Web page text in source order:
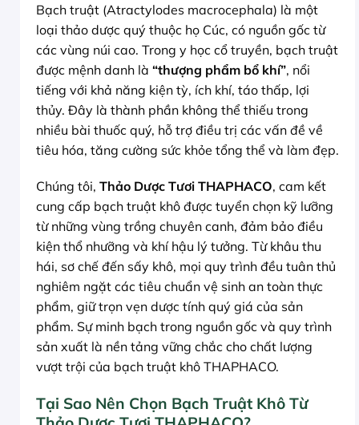
Bạch truật (Atractylodes macrocephala) là một
loại thảo dược quý thuộc họ Cúc, có nguồn gốc từ
các vùng núi cao. Trong y học cổ truyền, bạch truật
được mệnh danh là “thượng phẩm bổ khí”, nổi
tiếng với khả năng kiện tỳ, ích khí, táo thấp, lợi
thủy. Đây là thành phần không thể thiếu trong
nhiều bài thuốc quý, hỗ trợ điều trị các vấn đề về
tiêu hóa, tăng cường sức khỏe tổng thể và làm đẹp.
Chúng tôi, Thảo Dược Tươi THAPHACO, cam kết
cung cấp bạch truật khô được tuyển chọn kỹ lưỡng
từ những vùng trồng chuyên canh, đảm bảo điều
kiện thổ nhưỡng và khí hậu lý tưởng. Từ khâu thu
hái, sơ chế đến sấy khô, mọi quy trình đều tuân thủ
nghiêm ngặt các tiêu chuẩn vệ sinh an toàn thực
phẩm, giữ trọn vẹn dược tính quý giá của sản
phẩm. Sự minh bạch trong nguồn gốc và quy trình
sản xuất là nền tảng vững chắc cho chất lượng
vượt trội của bạch truật khô THAPHACO.
Tại Sao Nên Chọn Bạch Truật Khô Từ